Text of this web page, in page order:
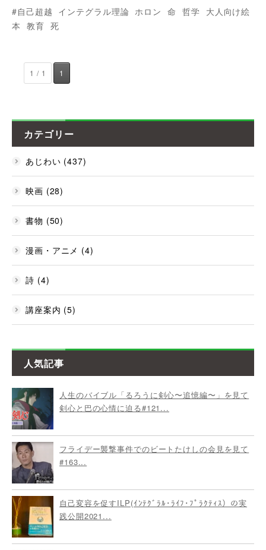
#自己超越 インテグラル理論 ホロン 命 哲学 大人向け絵
本 教育 死
1 / 1 1
カテゴリー
あじわい (437)
映画 (28)
書物 (50)
漫画・アニメ (4)
詩 (4)
講座案内 (5)
人気記事
人生のバイブル「るろうに剣心〜追憶編〜」を見て
剣心と巴の心情に迫る#121...
フライデー襲撃事件でのビートたけしの会見を見て
#163...
自己変容を促すILP(ｲﾝﾃｸﾞﾗﾙ･ﾗｲﾌ･ﾌﾟﾗｸﾃｨｽ）の実
践公開2021...